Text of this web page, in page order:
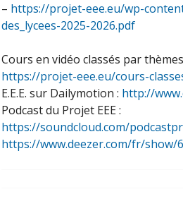
– https://projet-eee.eu/wp-
des_lycees-2025-2026.pdf
Cours en vidéo classés par
https://projet-eee.eu/cours-
E.E.E. sur Dailymotion : http://
Podcast du Projet EEE :
https://soundcloud.com/
https://www.deezer.com/fr/show/